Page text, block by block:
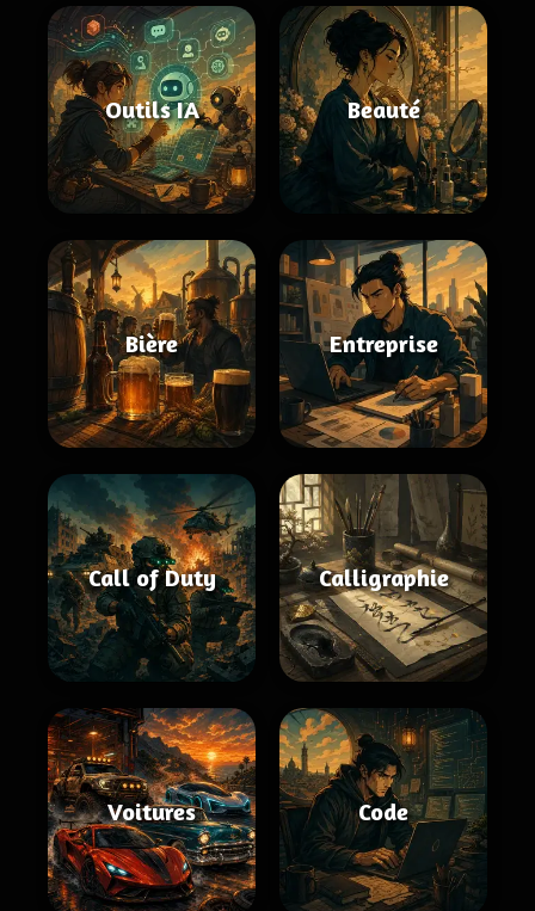
Outils IA Beauté
Bière Entreprise
Call of Duty Calligraphie
Voitures Code